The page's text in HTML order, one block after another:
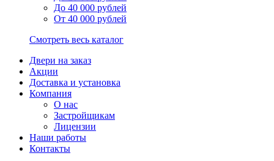
До 40 000 рублей
От 40 000 рублей
Смотреть весь каталог
Двери на заказ
Акции
Доставка и установка
Компания
О нас
Застройщикам
Лицензии
Наши работы
Контакты